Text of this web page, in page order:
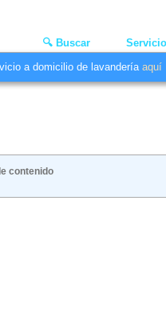
🔍 Buscar
contenido
a domicilio de lavandería aquí